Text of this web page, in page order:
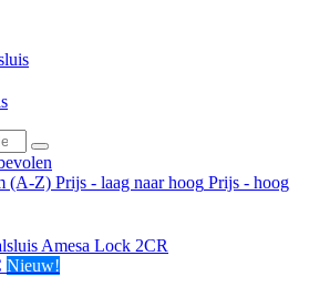
(A-Z) Prijs - laag naar hoog Prijs - hoog
Nieuw!